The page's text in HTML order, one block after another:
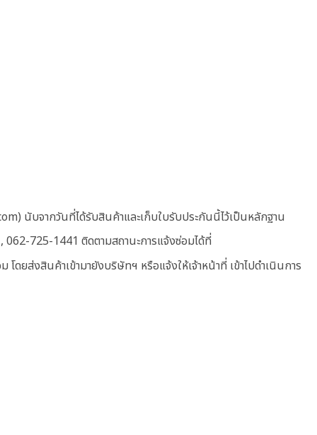
นับจากวันที่ได้รับสินค้าและเก็บใบรับประกันนี้ไว้เป็นหลักฐาน
062-725-1441 ติดตามสถานะการแจ้งซ่อมได้ที่
ยส่งสินค้าเข้ามายังบริษัทฯ หรือแจ้งให้เจ้าหน้าที่ เข้าไปดำเนินการ